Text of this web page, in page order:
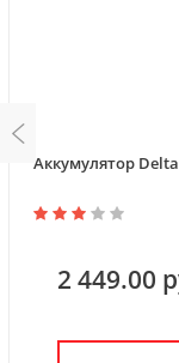
Аккумулятор
2 449.00